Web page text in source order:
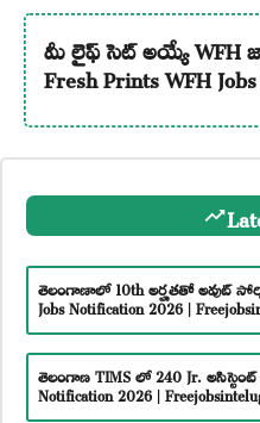
మీ లైఫ్ సెట్ అయ్యే WFH
Fresh Prints WFH
తెలంగాణాలో 10th అర్హతతో అవుట్
Jobs Notification 2026 |
తెలంగాణ TIMS లో 240 Jr.
Notification 2026 |